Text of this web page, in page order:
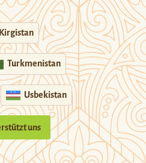
Kirgistan
Turkmenistan
Usbekistan
uns